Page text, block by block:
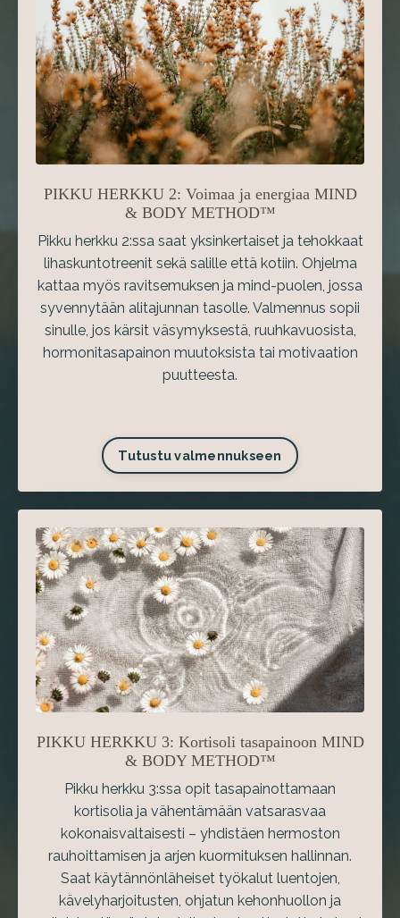
PIKKU HERKKU 2: Voimaa ja energiaa MIND
& BODY METHOD™
Pikku herkku 2:ssa saat yksinkertaiset ja tehokkaat
lihaskuntotreenit sekä salille että kotiin. Ohjelma
kattaa myös ravitsemuksen ja mind-puolen, jossa
syvennytään alitajunnan tasolle. Valmennus sopii
sinulle, jos kärsit väsymyksestä, ruuhkavuosista,
hormonitasapainon muutoksista tai motivaation
puutteesta.
Tutustu valmennukseen
PIKKU HERKKU 3: Kortisoli tasapainoon MIND
& BODY METHOD™
Pikku herkku 3:ssa opit tasapainottamaan
kortisolia ja vähentämään vatsarasvaa
kokonaisvaltaisesti – yhdistäen hermoston
rauhoittamisen ja arjen kuormituksen hallinnan.
Saat käytännönläheiset työkalut luentojen,
kävelyharjoitusten, ohjatun kehonhuollon ja